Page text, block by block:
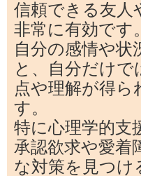
信頼できる友人
非常に有効です。
自分の感情や状
と、自分だけで
点や理解が得ら
す。
特に心理学的支
承認欲求や愛着
な対策を見つけ